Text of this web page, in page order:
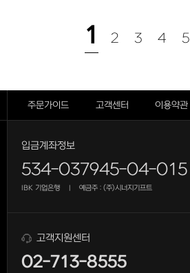
1 2 3 4 5
주문가이드 고객센터 이용약관
입금계좌정보
534-037945-04-015
IBK 기업은행 예금주 : (주)시너지기프트
고객지원센터
02-713-8555